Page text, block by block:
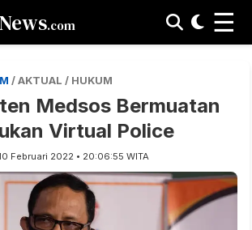
.com ☰
/ AKTUAL / HUKUM
Medsos Bermuatan
Virtual Police
Februari 2022 • 20:06:55 WITA